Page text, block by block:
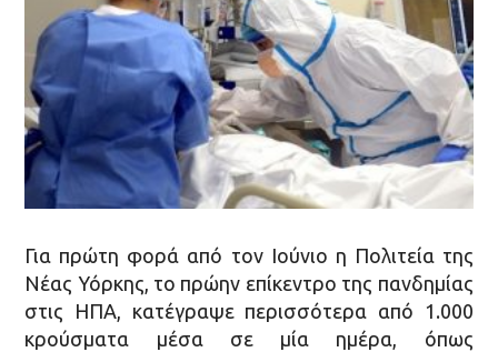
Για πρώτη φορά από τον Ιούνιο η Πολιτεία της
Νέας Υόρκης, το πρώην επίκεντρο της πανδημίας
στις ΗΠΑ, κατέγραψε περισσότερα από 1.000
κρούσματα μέσα σε μία ημέρα, όπως